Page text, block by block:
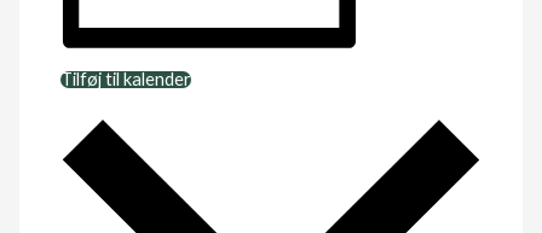
Tilføj til kalender